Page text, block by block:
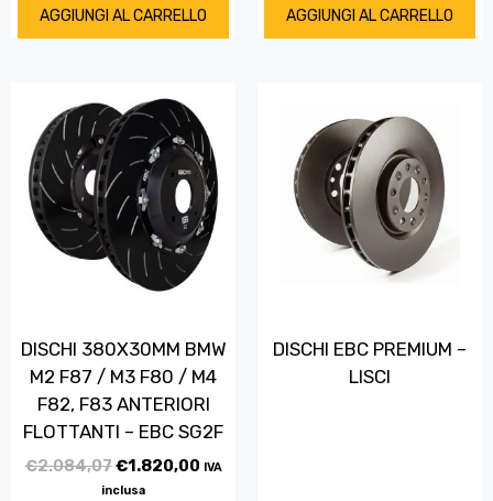
AGGIUNGI AL CARRELLO AGGIUNGI AL CARRELLO
DISCHI 380X30MM BMW
M2 F87 / M3 F80 / M4
F82, F83 ANTERIORI
FLOTTANTI – EBC SG2F
€2.084,07€1.820,00 IVA
inclusa
DISCHI EBC PREMIUM –
LISCI